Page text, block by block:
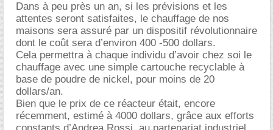
Dans à peu près un an, si les prévisions et les
attentes seront satisfaites, le chauffage de nos
maisons sera assuré par un dispositif révolutionnaire
dont le coût sera d’environ 400 -500 dollars.
Cela permettra à chaque individu d’avoir chez soi le
chauffage avec une simple cartouche recyclable à
base de poudre de nickel, pour moins de 20
dollars/an.
Bien que le prix de ce réacteur était, encore
récemment, estimé à 4000 dollars, grâce aux efforts